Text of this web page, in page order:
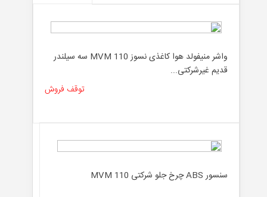
واشر منیفولد هوا کاغذی نسوز MVM 110 سه سیلندر
قدیم غیرشرکتی...
توقف فروش
سنسور ABS چرخ جلو شرکتی MVM 110